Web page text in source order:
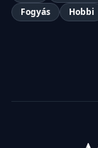
Fogyás
Hobbi